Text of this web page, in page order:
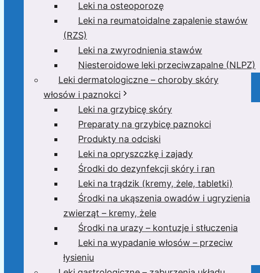
Leki na osteoporozę
Leki na reumatoidalne zapalenie stawów
(RZS)
Leki na zwyrodnienia stawów
Niesteroidowe leki przeciwzapalne (NLPZ)
Leki dermatologiczne – choroby skóry
włosów i paznokci
Leki na grzybicę skóry
Preparaty na grzybicę paznokci
Produkty na odciski
Leki na opryszczkę i zajady
Środki do dezynfekcji skóry i ran
Leki na trądzik (kremy, żele, tabletki)
Środki na ukąszenia owadów i ugryzienia
zwierząt – kremy, żele
Środki na urazy – kontuzje i stłuczenia
Leki na wypadanie włosów – przeciw
łysieniu